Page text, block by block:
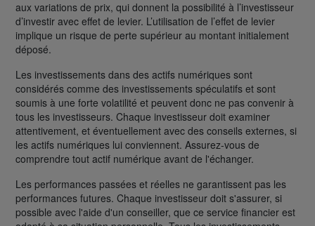
aux variations de prix, qui donnent la possibilité à l’investisseur
d’investir avec effet de levier. L’utilisation de l’effet de levier
implique un risque de perte supérieur au montant initialement
déposé.
Les investissements dans des actifs numériques sont
considérés comme des investissements spéculatifs et sont
soumis à une forte volatilité et peuvent donc ne pas convenir à
tous les investisseurs. Chaque investisseur doit examiner
attentivement, et éventuellement avec des conseils externes, si
les actifs numériques lui conviennent. Assurez-vous de
comprendre tout actif numérique avant de l'échanger.
Les performances passées et réelles ne garantissent pas les
performances futures. Chaque investisseur doit s'assurer, si
possible avec l'aide d'un conseiller, que ce service financier est